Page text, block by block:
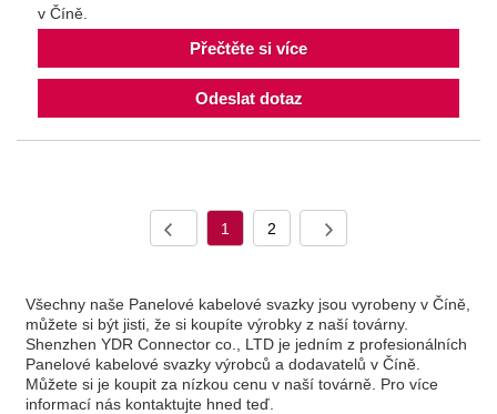
v Číně.
Přečtěte si více
Odeslat dotaz
1 2
Všechny naše Panelové kabelové svazky jsou vyrobeny v Číně,
můžete si být jisti, že si koupíte výrobky z naší továrny.
Shenzhen YDR Connector co., LTD je jedním z profesionálních
Panelové kabelové svazky výrobců a dodavatelů v Číně.
Můžete si je koupit za nízkou cenu v naší továrně. Pro více
informací nás kontaktujte hned teď.